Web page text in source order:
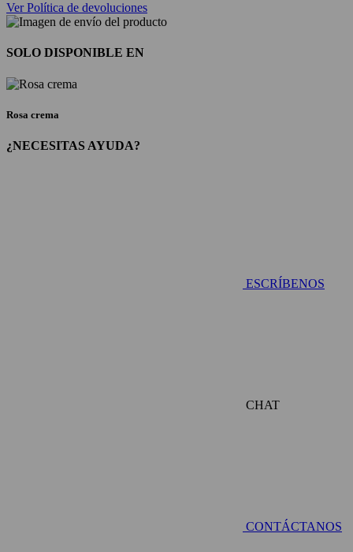
Ver Política de devoluciones
SOLO DISPONIBLE EN
Rosa crema
¿NECESITAS AYUDA?
ESCRÍBENOS
CHAT
CONTÁCTANOS